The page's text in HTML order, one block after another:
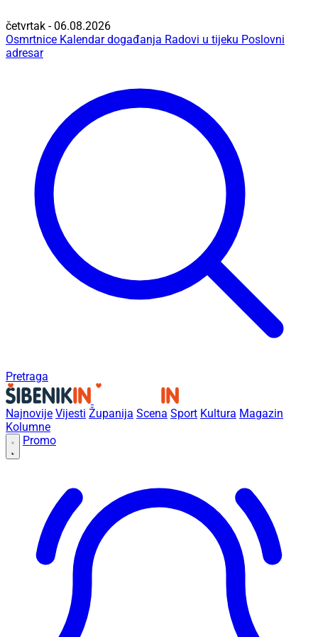
četvrtak - 06.08.2026
Osmrtnice Kalendar događanja Radovi u tijeku Poslovni
adresar
Pretraga
Najnovije Vijesti Županija Scena Sport Kultura Magazin
Kolumne
Promo